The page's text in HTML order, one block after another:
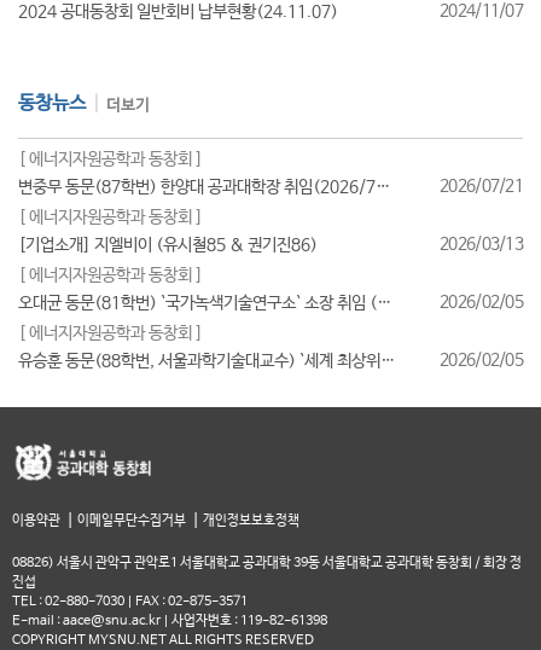
2024 공대동창회 일반회비 납부현황(24.11.07)
2024/11/07
동창뉴스 더보기
[ 에너지자원공학과 동창회 ]
변중무 동문(87학번) 한양대 공과대학장 취임(2026/7/1일자)
2026/07/21
[ 에너지자원공학과 동창회 ]
[기업소개] 지엘비이 (유시철85 & 권기진86)
2026/03/13
[ 에너지자원공학과 동창회 ]
오대균 동문(81학번) `국가녹색기술연구소` 소장 취임 (2026/2월)
2026/02/05
[ 에너지자원공학과 동창회 ]
유승훈 동문(88학번, 서울과학기술대교수) `세계 최상위 연구자 2025` 등재
2026/02/05
이용약관 이메일무단수집거부 개인정보보호정책
08826) 서울시 관악구 관악로1 서울대학교 공과대학 39동 서울대학교 공과대학 동창회 / 회장 정
진섭
TEL : 02-880-7030 | FAX : 02-875-3571
E-mail : aace@snu.ac.kr | 사업자번호 : 119-82-61398
COPYRIGHT MYSNU.NET ALL RIGHTS RESERVED